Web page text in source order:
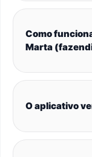
Como
Marta
O aplicativo